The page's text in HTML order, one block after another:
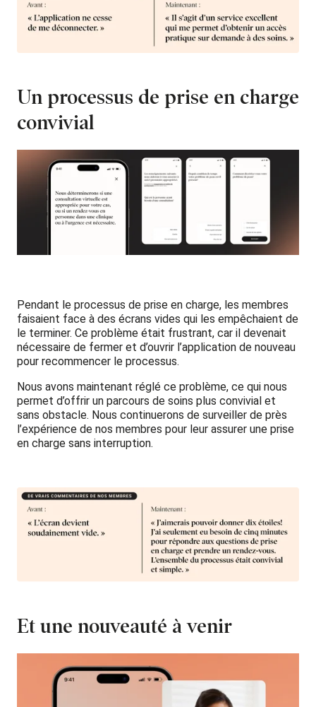
Un processus de prise en charge
convivial
Pendant le processus de prise en charge, les membres
faisaient face à des écrans vides qui les empêchaient de
le terminer. Ce problème était frustrant, car il devenait
nécessaire de fermer et d’ouvrir l’application de nouveau
pour recommencer le processus.
Nous avons maintenant réglé ce problème, ce qui nous
permet d’offrir un parcours de soins plus convivial et
sans obstacle. Nous continuerons de surveiller de près
l’expérience de nos membres pour leur assurer une prise
en charge sans interruption.
Et une nouveauté à venir